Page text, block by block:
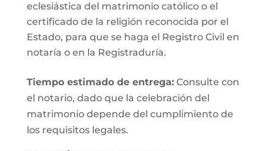
eclesiástica del matrimonio católico o el
certificado de la religión reconocida por el
Estado, para que se haga el Registro Civil en
notaría o en la Registraduría.
Tiempo estimado de entrega:Consulte con
el notario, dado que la celebración del
matrimonio depende del cumplimiento de
los requisitos legales.